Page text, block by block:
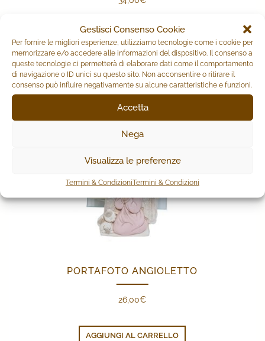
Gestisci Consenso Cookie
Per fornire le migliori esperienze, utilizziamo tecnologie come i cookie per
memorizzare e/o accedere alle informazioni del dispositivo. Il consenso a
queste tecnologie ci permetterà di elaborare dati come il comportamento
di navigazione o ID unici su questo sito. Non acconsentire o ritirare il
consenso può influire negativamente su alcune caratteristiche e funzioni.
Accetta
Nega
Visualizza le preferenze
Termini & CondizioniTermini & Condizioni
AGGIUNGI AL CARRELLO
PORTAFOTO ANGIOLETTO
26,00€
AGGIUNGI AL CARRELLO